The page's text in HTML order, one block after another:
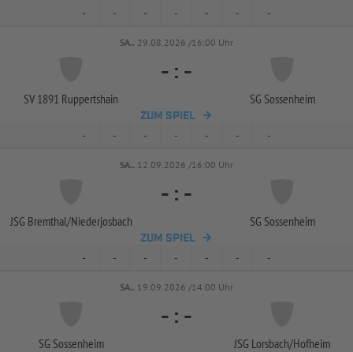
- - - - - - -
SA.. 29.08.2026 /16:00 Uhr
SV 1891 Ruppertshain
- : -
SG Sossenheim
ZUM SPIEL
- - - - - - -
SA.. 12.09.2026 /16:00 Uhr
JSG Bremthal/Niederjosbach
- : -
SG Sossenheim
ZUM SPIEL
- - - - - - -
SA.. 19.09.2026 /14:00 Uhr
SG Sossenheim
- : -
JSG Lorsbach/Hofheim